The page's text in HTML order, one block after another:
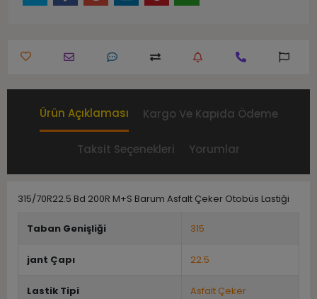
Ürün Açıklaması Kargo Ve Kapıda Ödeme
Taksit Seçenekleri Yorumlar
315/70R22.5 Bd 200R M+S Barum Asfalt Çeker Otobüs Lastiği
Taban Genişliği 315
jant Çapı 22.5
Lastik Tipi Asfalt Çeker